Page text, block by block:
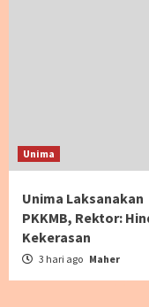
Unima
Unima Laksanakan
PKKMB, Rektor:
Kekerasan
3 hari ago Maher